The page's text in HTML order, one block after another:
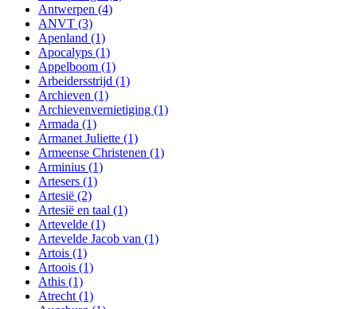
Antwerpen (4)
ANVT (3)
Apenland (1)
Apocalyps (1)
Appelboom (1)
Arbeidersstrijd (1)
Archieven (1)
Archievenvernietiging (1)
Armada (1)
Armanet Juliette (1)
Armeense Christenen (1)
Arminius (1)
Artesers (1)
Artesië (2)
Artesië en taal (1)
Artevelde (1)
Artevelde Jacob van (1)
Artois (1)
Artoois (1)
Athis (1)
Atrecht (1)